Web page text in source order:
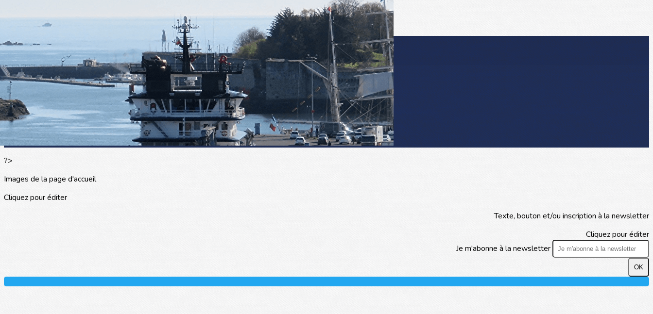
Exporter toutes les colonnes
Exporter uniquement les colonnes affichées
Menu
<
>
L'actualité
Les portraits
La presse en parle
Agenda
Les événements
?>
Images de la page d'accueil
Cliquez pour éditer
Texte, bouton et/ou inscription à la newsletter
Cliquez pour éditer
Je m'abonne à la newsletter
OK